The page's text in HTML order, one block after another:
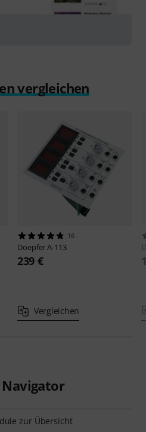
vergleichen
16
DoepferA-113
239 €
Vergleichen
zur Übersicht